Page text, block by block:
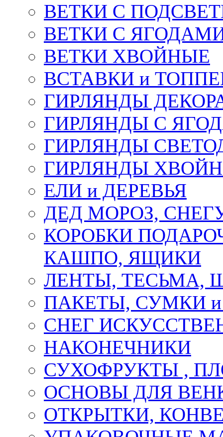
ВЕТКИ С
ВЕТКИ С
ВЕТКИ ХВОЙНЫЕ
ВСТАВКИ и
ГИРЛЯНДЫ
ГИРЛЯНДЫ С
ГИРЛЯНДЫ
ГИРЛЯНДЫ
ЕЛИ и ДЕРЕВЬЯ
ДЕД МОРОЗ,
КОРОБКИ
КАШПО, ЯЩИКИ
ЛЕНТЫ, ТЕСЬМА,
ПАКЕТЫ, СУМКИ
СНЕГ
НАКОНЕЧНИКИ
СУХОФРУКТЫ ,
ОСНОВЫ ДЛЯ
ОТКРЫТКИ,